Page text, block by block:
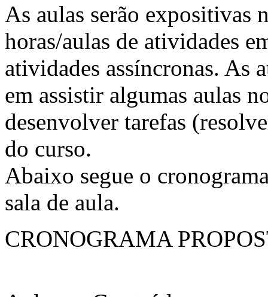
As aulas serão expositivas
horas/aulas de atividades
atividades assíncronas. As
em assistir algumas aulas
desenvolver tarefas
do curso.
Abaixo segue o
sala de aula.
CRONOGRAMA